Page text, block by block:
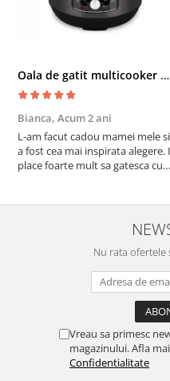
Oala de gatit multicooker 11 functii Instant Pot Pro Crisp 8 + Air Fryer 7.6 lt
Bianca, Acum 2 ani
L-am facut cadou mamei mele si
a fost cea mai inspirata alegere.
place foarte mult sa gatesca cu
cratita...ma gandesc serios sa
cumpar si eu! Recomand mult !
Nu rata
Vreau sa primesc
magazinului. Afla
Confidentialitate